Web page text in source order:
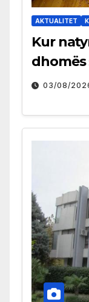
AKTUALITET
Kur
dhomës
03/08/